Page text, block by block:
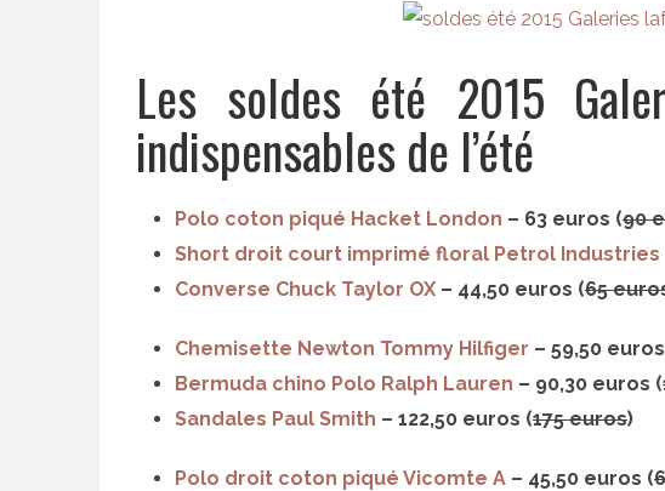
Les soldes été 2015
indispensables de l’été
Polo coton piqué Hacket London – 63 euros (90
Short droit court imprimé floral Petrol Industries
Converse Chuck Taylor OX – 44,50 euros (65
Chemisette Newton Tommy Hilfiger – 59,50
Bermuda chino Polo Ralph Lauren – 90,30 euros (
Sandales Paul Smith – 122,50 euros (175 euros)
Polo droit coton piqué Vicomte A – 45,50 euros (